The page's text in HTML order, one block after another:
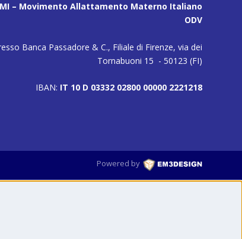
– Movimento Allattamento Materno Italiano
ODV
Banca Passadore & C., Filiale di Firenze, via dei
Tornabuoni 15 - 50123 (FI)
IBAN: IT 10 D 03332 02800 00000 2221218
Powered by